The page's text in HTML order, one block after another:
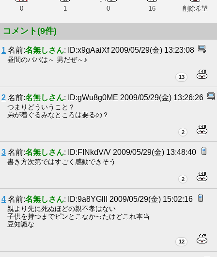
0 1 0 16 削除希望
コメント(9件)
1 名前:名無しさん: ID:x9gAaiXf 2009/05/29(金) 13:23:08
昼間のパパは～ 男だぜ～♪
13
2 名前:名無しさん: ID:gWu8g0ME 2009/05/29(金) 13:26:26
つまりどういうこと？
弟が着ぐるみなところは要るの？
2
3 名前:名無しさん: ID:FINkdV/V 2009/05/29(金) 13:48:40
書き方次第ではすごく感動できそう
2
4 名前:名無しさん: ID:9a8YGllI 2009/05/29(金) 15:02:16
親より先に死ぬほどの親不孝はない
子供を持つまでピンとこなかったけどこれ本当
豆知識な
12